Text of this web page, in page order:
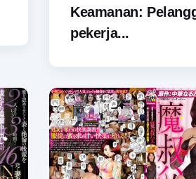
Keamanan:
pekerja...